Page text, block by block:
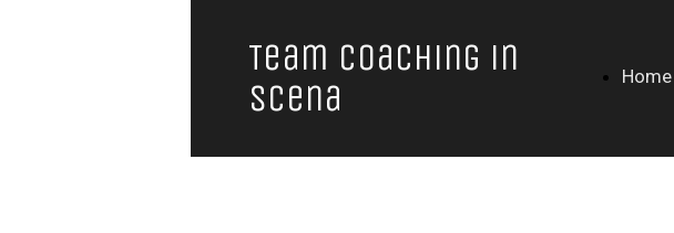
Team Coaching in
scena